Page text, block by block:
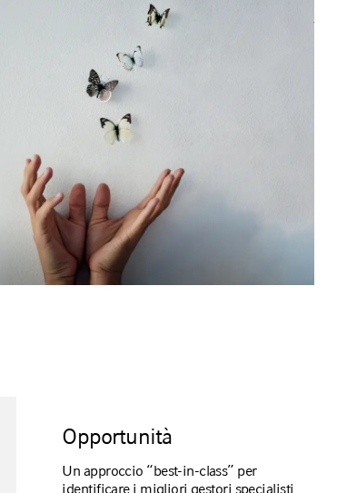
Opportunità
Un approccio “best-in-class” per
identificare i migliori gestori specialisti